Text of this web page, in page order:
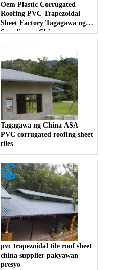
Oem Plastic Corrugated
Roofing PVC Trapezoidal
Sheet Factory Tagagawa ng
Supplier ng China
Tagagawa ng China ASA
PVC corrugated roofing sheet
tiles
pvc trapezoidal tile roof sheet
china supplier pakyawan
presyo